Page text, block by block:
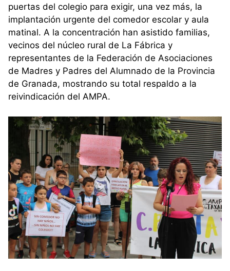
puertas del colegio para exigir, una vez más, la
implantación urgente del comedor escolar y aula
matinal. A la concentración han asistido familias,
vecinos del núcleo rural de La Fábrica y
representantes de la Federación de Asociaciones
de Madres y Padres del Alumnado de la Provincia
de Granada, mostrando su total respaldo a la
reivindicación del AMPA.